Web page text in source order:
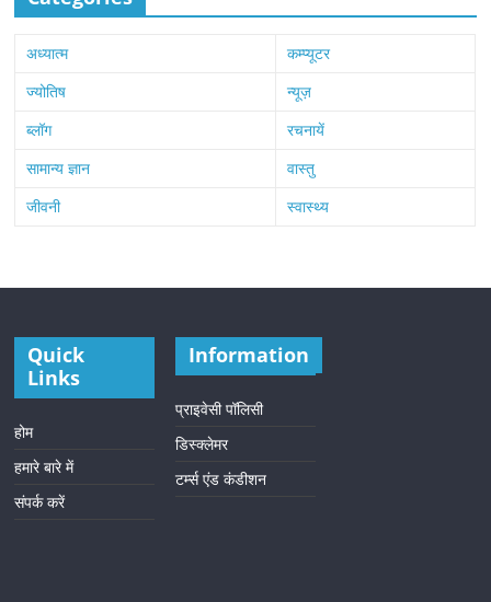
अध्यात्म
कम्प्यूटर
ज्योतिष
न्यूज़
ब्लॉग
रचनायें
सामान्य ज्ञान
वास्तु
जीवनी
स्वास्थ्य
Quick
Links
होम
हमारे बारे में
संपर्क करें
Information
प्राइवेसी पॉलिसी
डिस्क्लेमर
टर्म्स एंड कंडीशन